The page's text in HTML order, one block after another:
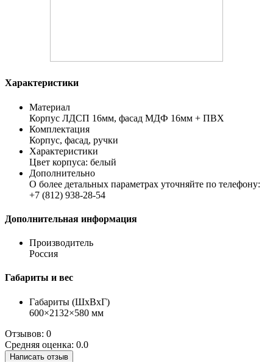
Характеристики
Материал
Корпус ЛДСП 16мм, фасад МДФ 16мм + ПВХ
Комплектация
Корпус, фасад, ручки
Характеристики
Цвет корпуса: белый
Дополнительно
О более детальных параметрах уточняйте по телефону:
+7 (812) 938-28-54
Дополнительная информация
Производитель
Россия
Габариты и вес
Габариты (ШхВхГ)
600×2132×580 мм
Отзывов: 0
Средняя оценка: 0.0
Написать отзыв